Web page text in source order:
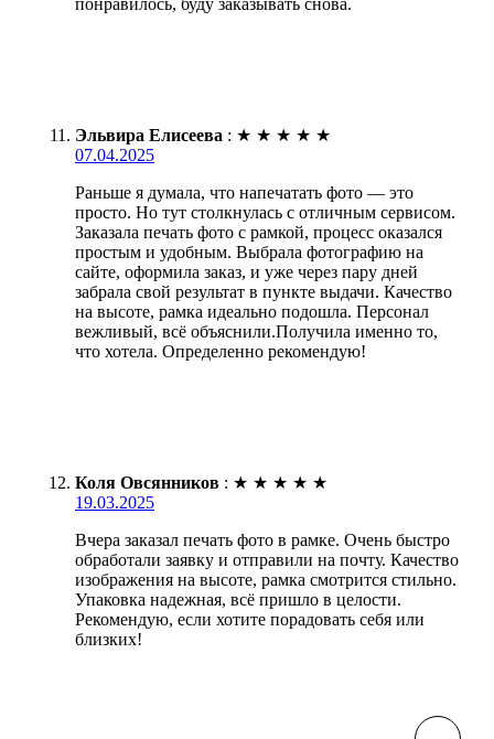
Эльвира Елисеева : ★ ★ ★ ★ ★
07.04.2025
Раньше я думала, что напечатать фото — это
просто. Но тут столкнулась с отличным сервисом.
Заказала печать фото с рамкой, процесс оказался
простым и удобным. Выбрала фотографию на
сайте, оформила заказ, и уже через пару дней
забрала свой результат в пункте выдачи. Качество
на высоте, рамка идеально подошла. Персонал
вежливый, всё объяснили.Получила именно то,
что хотела. Определенно рекомендую!
Коля Овсянников : ★ ★ ★ ★ ★
19.03.2025
Вчера заказал печать фото в рамке. Очень быстро
обработали заявку и отправили на почту. Качество
изображения на высоте, рамка смотрится стильно.
Упаковка надежная, всё пришло в целости.
Рекомендую, если хотите порадовать себя или
близких!